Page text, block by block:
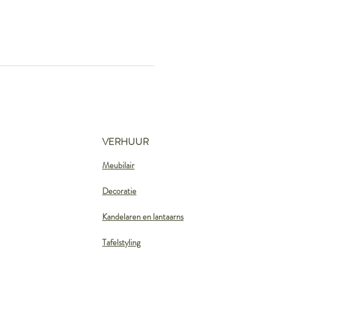
VERHUUR
Meubilair
Decoratie
Kandelaren en lantaarns
Tafelstyling